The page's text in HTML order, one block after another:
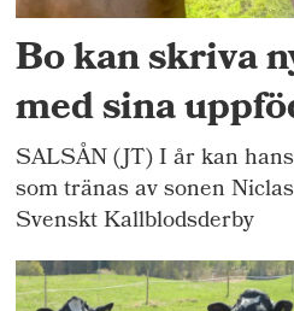
Bo kan skriva
med sina
SALSÅN (JT) I år kan
som tränas av sonen
Svenskt Kallblodsderby